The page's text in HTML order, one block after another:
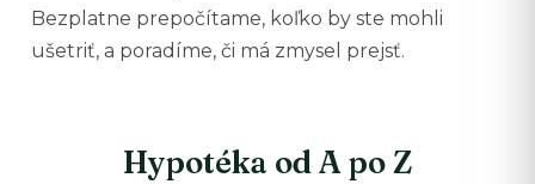
Bezplatne prepočítame, koľko by ste mohli
ušetriť, a poradíme, či má zmysel prejsť.
Hypotéka od A po Z